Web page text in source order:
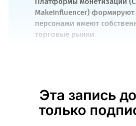
MakeInfluencer) формируют
персонажи имеют
торговые рынки
Эта запись
только